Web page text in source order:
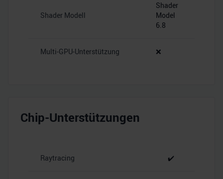
Shader Modell
Shader
Model
6.8
Multi-GPU-Unterstützung ❌
Chip-Unterstützungen
Raytracing ✔️